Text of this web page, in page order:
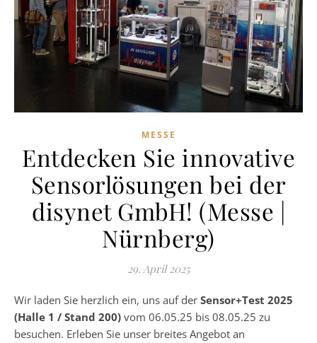
MESSE
Entdecken Sie innovative
Sensorlösungen bei der
disynet GmbH! (Messe |
Nürnberg)
29. April 2025
Wir laden Sie herzlich ein, uns auf der Sensor+Test 2025
(Halle 1 / Stand 200) vom 06.05.25 bis 08.05.25 zu
besuchen. Erleben Sie unser breites Angebot an